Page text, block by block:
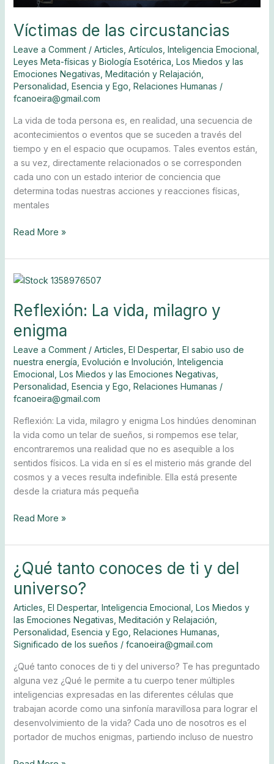
Víctimas de las circustancias
Leave a Comment / Articles Artículos Inteligencia Emocional
Leyes Meta-físicas y Biología Esotérica Los Miedos y las
Emociones Negativas Meditación y Relajación
Personalidad, Esencia y Ego Relaciones Humanas /
fcanoeira@gmail.com
La vida de toda persona es, en realidad, una secuencia de
acontecimientos o eventos que se suceden a través del
tiempo y en el espacio que ocupamos. Tales eventos están,
a su vez, directamente relacionados o se corresponden
cada uno con un estado interior de conciencia que
determina todas nuestras acciones y reacciones físicas,
mentales
Read More »
Reflexión: La vida, milagro y
enigma
Leave a Comment / Articles El Despertar, El sabio uso de
nuestra energía Evolución e Involución Inteligencia
Emocional Los Miedos y las Emociones Negativas
Personalidad, Esencia y Ego Relaciones Humanas /
fcanoeira@gmail.com
Reflexión: La vida, milagro y enigma Los hindúes denominan
la vida como un telar de sueños, si rompemos ese telar,
encontraremos una realidad que no es asequible a los
sentidos físicos. La vida en sí es el misterio más grande del
cosmos y a veces resulta indefinible. Ella está presente
desde la criatura más pequeña
Reflexión:
vida,
y
enigma
Read More »
¿Qué tanto conoces de ti y del
universo?
Articles El Despertar, Inteligencia Emocional Los Miedos y
las Emociones Negativas Meditación y Relajación
Personalidad, Esencia y Ego Relaciones Humanas
Significado de los sueños / fcanoeira@gmail.com
¿Qué tanto conoces de ti y del universo? Te has preguntado
alguna vez ¿Qué le permite a tu cuerpo tener múltiples
inteligencias expresadas en las diferentes células que
trabajan acorde como una sinfonía maravillosa para lograr el
desenvolvimiento de la vida? Cada uno de nosotros es el
portador de muchos enigmas, partiendo incluso de nuestro
¿Qué
tanto
conoces
de
ti
y
del
universo?